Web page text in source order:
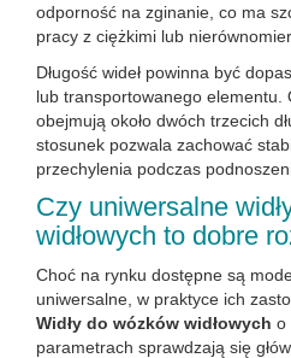
odporność na zginanie, co ma
pracy z ciężkimi lub
Długość wideł powinna być
lub transportowanego elementu.
obejmują około dwóch trzecich
stosunek pozwala zachować
przechylenia podczas
Czy uniwersalne
widłowych to dobre
Choć na rynku dostępne są
uniwersalne, w praktyce ich
Widły do wózków widłowych o
parametrach sprawdzają się